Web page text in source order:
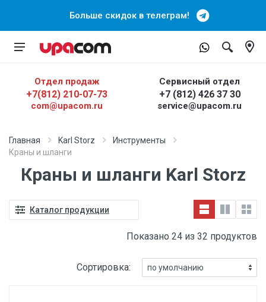
Больше скидок в телеграм!
Отдел продаж
+7(812) 210-07-73
com@upacom.ru
Сервисный отдел
+7 (812) 426 37 30
service@upacom.ru
Главная Karl Storz
Инструменты
Краны и шланги
Краны и шланги Karl Storz
Каталог продукции
Показано 24 из 32 продуктов
Сортировка: